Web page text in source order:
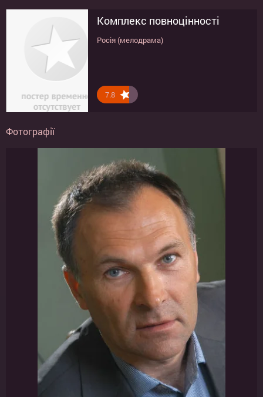
Комплекс повноцінності
Росія (мелодрама)
7.8
Фотографії